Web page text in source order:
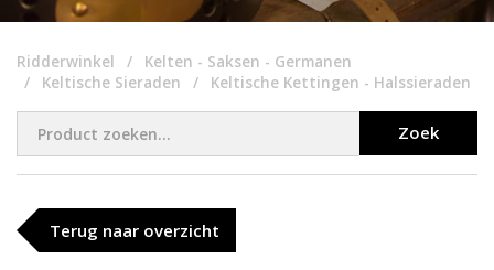
Ridderwinkel
Kelten - Saksen - Germanen
Keltische Sieraden
Keltische Kettingen - Halssieraden
Zoek
Terug naar overzicht